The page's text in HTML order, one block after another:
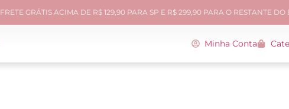
FRETE GRÁTIS ACIMA DE R$ 129,90 PARA SP E R$ 299,90 PARA O RESTANTE DO
Minha Conta